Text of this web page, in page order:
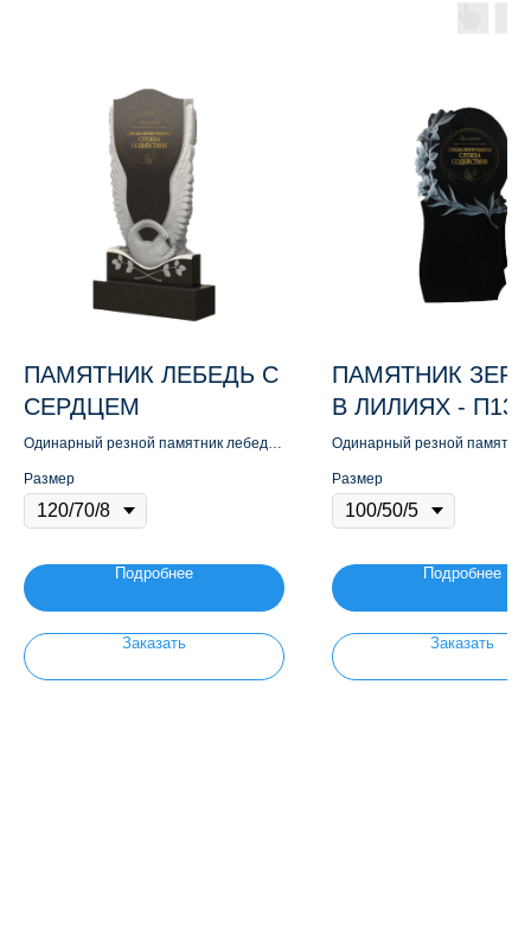
ПАМЯТНИК ЛЕБЕДЬ С
СЕРДЦЕМ
Одинарный резной памятник лебедь
Размер
Подробнее
Заказать
ПАМЯТНИК
В ЛИЛИЯХ - П132
Одинарный резной
Размер
Подробнее
Заказать